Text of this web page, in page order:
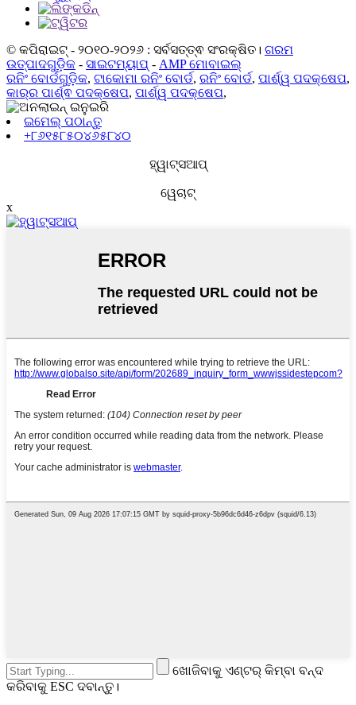
© କପିରାଇଟ୍ - ୨୦୧୦-୨୦୨୬ : ସର୍ବସତ୍ତ୍ଵ ସଂରକ୍ଷିତ। ଗରମ
ଉତ୍ପାଦଗୁଡ଼ିକ - ସାଇଟମ୍ୟାପ୍ - AMP ମୋବାଇଲ୍
ରନିଂ ବୋର୍ଡଗୁଡ଼ିକ, ଟାକୋମା ରନିଂ ବୋର୍ଡ, ରନିଂ ବୋର୍ଡ, ପାର୍ଶ୍ୱ ପଦକ୍ଷେପ,
କାର୍‌ର ପାର୍ଶ୍ଵ ପଦକ୍ଷେପ, ପାର୍ଶ୍ୱ ପଦକ୍ଷେପ,
ଇମେଲ୍ ପଠାନ୍ତୁ
+୮୬୧୫୮୫୦୪୬୫୮୪୦
ହ୍ୱାଟ୍ସଆପ୍
ୱେଚାଟ୍
x
ଖୋଜିବାକୁ ଏଣ୍ଟର୍ କିମ୍ବା ବନ୍ଦ
କରିବାକୁ ESC ଦବାନ୍ତୁ।